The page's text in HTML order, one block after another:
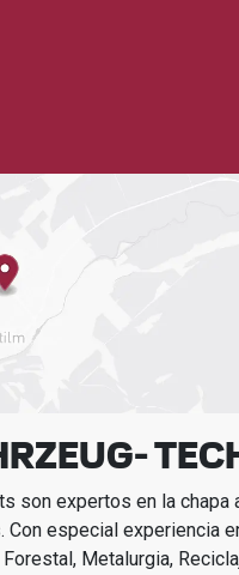
son expertos en la
Con especial experiencia
Metalurgia,